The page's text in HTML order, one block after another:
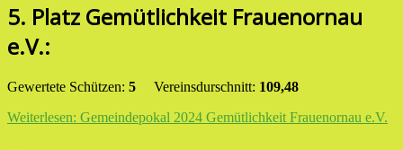
5. Platz Gemütlichkeit Frauenornau
e.V.:
Gewertete Schützen: 5 Vereinsdurschnitt: 109,48
Weiterlesen: Gemeindepokal 2024 Gemütlichkeit Frauenornau e.V.